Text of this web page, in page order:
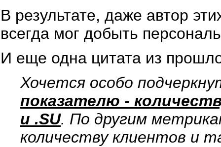
В результате, даже автор
всегда мог добыть
И еще одна цитата из
Хочется особо
показателю -
и .SU. По другим
количеству клиентов и